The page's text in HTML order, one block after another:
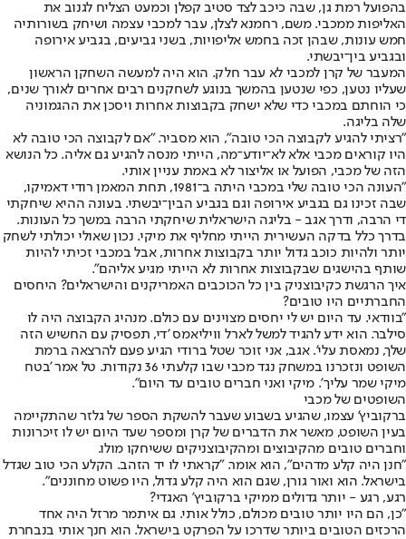
בהפועל רמת גן, שבה כיכב לצד סטיב קפלן וכמעט הצליח לגנוב את
האליפות ממכבי. משם, רחמנא לצלן, עבר למכבי עצמה ושיחק בשורותיה
חמש עונות, שבהן זכה בחמש אליפויות, בשני גביעים, בגביע אירופה
ובגביע בין־יבשתי.
המעבר של קרן למכבי לא עבר חלק. הוא היה למעשה השחקן הראשון
שעליו נטען, כפי שנטען בהמשך בנוגע לשחקנים רבים אחרים לאורך שנים,
כי הוחתם במכבי כדי שלא ישחק בקבוצות אחרות ויסכן את ההגמוניה
שלה בליגה.
"רציתי להגיע לקבוצה הכי טובה", הוא מסביר. "אם לקבוצה הכי טובה לא
היו קוראים מכבי אלא לא־יודע־מה, הייתי מנסה להגיע גם אליה. כל הנושא
הזה של מכבי, הפועל או אליצור לא באמת עניין אותי.
"העונה הכי טובה שלי במכבי היתה ב־1981, תחת המאמן רודי דאמיקו,
שבה זכינו גם בגביע אירופה וגם בגביע הבין־יבשתי. בעונה ההיא שיחקתי
די הרבה, ודרך אגב - בליגה הישראלית שיחקתי הרבה במשך כל העונות.
בדרך כלל בדקה העשירית הייתי מחליף את מיקי. נכון שאולי יכולתי לשחק
יותר ולהיות כוכב גדול יותר בקבוצות אחרות, אבל במכבי זכיתי להיות
שותף בהישגים שבקבוצות אחרות לא הייתי מגיע אליהם".
איך הרגשת כקיבוצניק בין כל הכוכבים האמריקנים והישראלים? היחסים
החברתיים היו טובים?
"בוודאי. עד היום יש לי יחסים מצוינים עם כולם. מנהיג הקבוצה היה לו
סילבר. הוא ידע להגיד למשל לארל וויליאמס 'די, תפסיק עם החשיש הזה
שלך, נמאסת עלי'. אגב, אני זוכר שטל ברודי הגיע פעם להרצאה ברמת
השופט ונזכרנו במשחק נגד מכבי שבו קלעתי 36 נקודות. טל אמר 'בטח
מיקי שמר עליך'. מיקי ואני חברים טובים עד היום".
השופטים של מכבי
ברקוביץ' עצמו, שהגיע בשבוע שעבר להשקת הספר של גלזר שהתקיימה
בעין השופט, מאשר את הדברים של קרן ומספר שעד היום יש לו זיכרונות
וחברים טובים מהקיבוצים ומהקיבוצניקים ששיחקו מולו.
"חנן היה קלע מדהים", הוא אומר. "קראתי לו יד הזהב. הקלע הכי טוב שגדל
בישראל. הוא ואור גורן, שגם הוא היה קלע גדול, היו פשוט מחוננים".
רגע, רגע - יותר גדולים ממיקי ברקוביץ' האגדי?
"כן, הם היו יותר טובים מכולם, כולל אותי. גם איתמר מרזל היה אחד
הרכזים הטובים ביותר שדרכו על הפרקט בישראל. הוא חנך אותי בנבחרת